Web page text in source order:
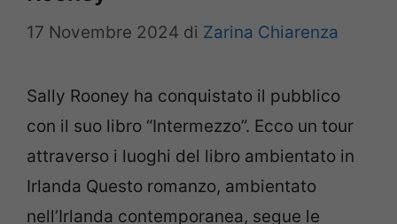
17 Novembre 2024 di Zarina Chiarenza
Sally Rooney ha conquistato il pubblico
con il suo libro “Intermezzo”. Ecco un tour
attraverso i luoghi del libro ambientato in
Irlanda Questo romanzo, ambientato
nell’Irlanda contemporanea, segue le